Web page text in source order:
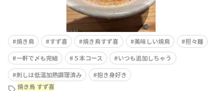
焼き鳥 すず喜 焼き鳥すず喜 美味しい焼鳥
担々麺
一軒で〆も完結
５本コース
いつも追加しちゃう
刺しは低温加熱調理済み
抱き身好き
焼き鳥 すず喜